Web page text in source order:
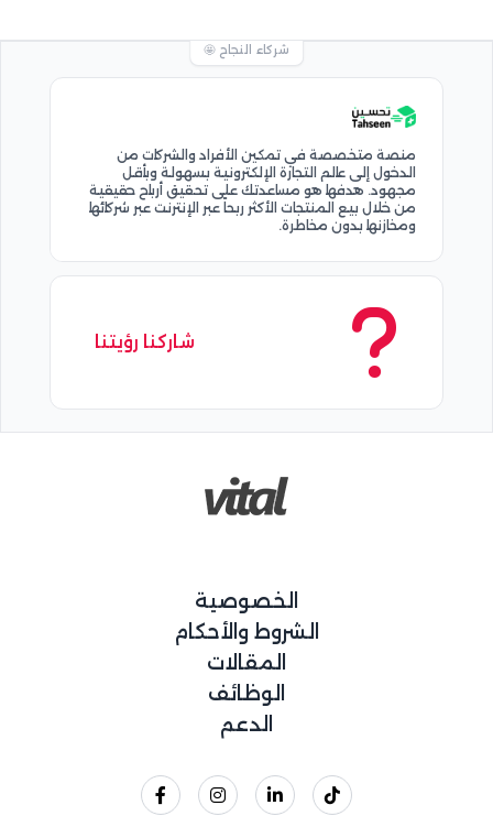
شركاء النجاح 🤩
منصة متخصصة في تمكين الأفراد والشركات من
الدخول إلى عالم التجارة الإلكترونية بسهولة وبأقل
مجهود. هدفها هو مساعدتك على تحقيق أرباح حقيقية
من خلال بيع المنتجات الأكثر ربحاً عبر الإنترنت عبر شركائها
ومخازنها بدون مخاطرة.
شاركنا رؤيتنا
الخصوصية
الشروط والأحكام
المقالات
الوظائف
الدعم